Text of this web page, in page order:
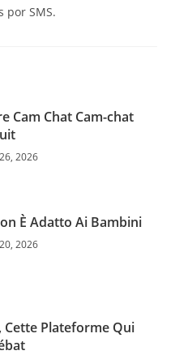
por SMS.
Cam Chat Cam-chat
2026
È Adatto Ai Bambini
2026
Cette Plateforme Qui